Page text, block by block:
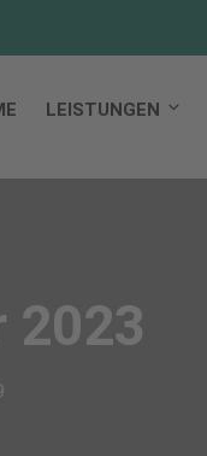
LEISTUNGEN
2023